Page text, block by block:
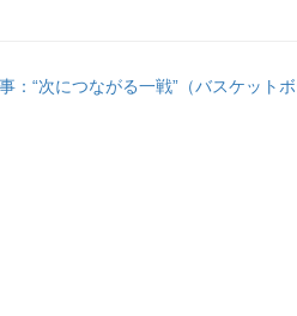
：“次につながる一戦”（バスケットボ